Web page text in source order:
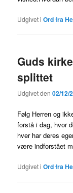
Udgivet i Ord fra
Guds
splittet
Udgivet den02/12/
Følg Herren og
forstå i dag, hvor
hver har deres
være indforstået
Udgivet i Ord fra